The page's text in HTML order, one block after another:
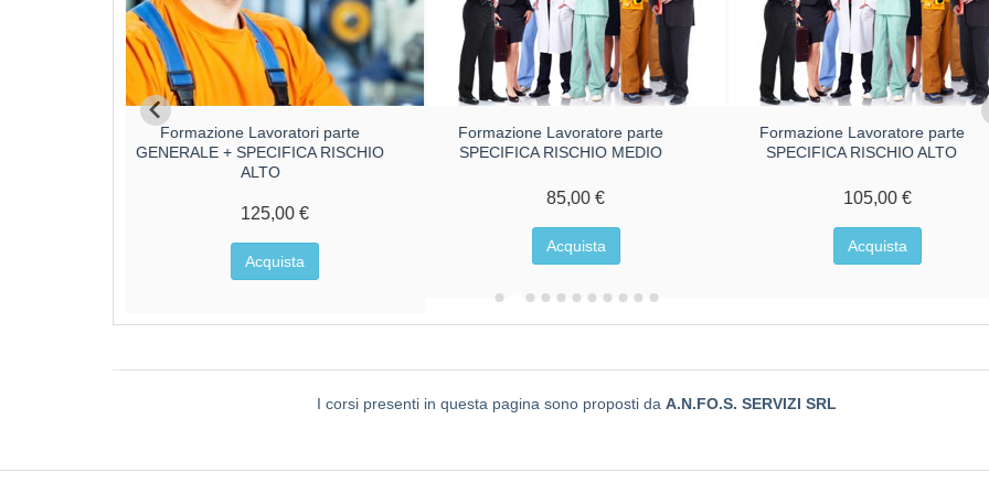
Formazione Lavoratori parte
GENERALE + SPECIFICA RISCHIO
ALTO
125,00 €
Acquista
Formazione Lavoratore parte
SPECIFICA RISCHIO MEDIO
85,00 €
Acquista
Formazione Lavoratore parte
SPECIFICA RISCHIO ALTO
105,00 €
Acquista
I corsi presenti in questa pagina sono proposti da A.N.FO.S. SERVIZI SRL